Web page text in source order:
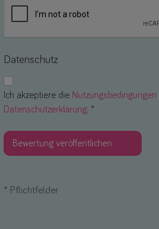
Datenschutz
Ich akzeptiere die Nutzungsbedingungen
Datenschutzerklärung. *
* Pflichtfelder